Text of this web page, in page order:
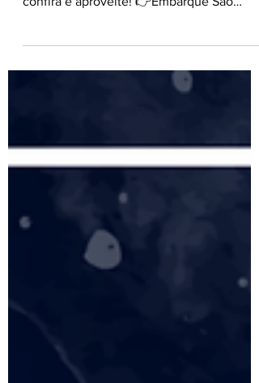
temporada 2025 🔥 Tarifas imperdíveis,
Paulo Consulte seu Agente...